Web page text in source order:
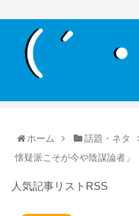
ホーム 話題・ネタ
懐疑派こそが今や陰謀論者」
人気記事リストRSS